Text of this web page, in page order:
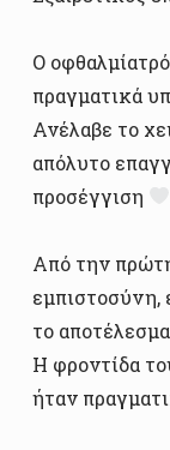
Ο
πραγματικά
Ανέλαβε το
απόλυτο
προσέγγιση
Από την
εμπιστοσύνη,
το
Η φροντίδα
ήταν